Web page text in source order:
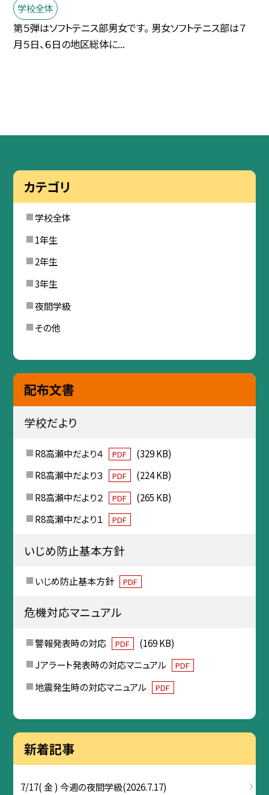
学校全体
第５弾はソフトテニス部男女です。 男女ソフトテニス部は７
月５日、６日の地区総体に...
カテゴリ
学校全体
1年生
2年生
3年生
夜間学級
その他
配布文書
学校だより
R8高瀬中だより４ PDF
(329 KB)
R8高瀬中だより３
PDF
(224 KB)
R8高瀬中だより２
PDF
(265 KB)
R8高瀬中だより１
PDF
いじめ防止基本方針
いじめ防止基本方針 PDF
危機対応マニュアル
警報発表時の対応 PDF
(169 KB)
Jアラート発表時の対応マニュアル
PDF
地震発生時の対応マニュアル PDF
新着記事
7/17( 金 ) 今週の夜間学級(2026.7.17)